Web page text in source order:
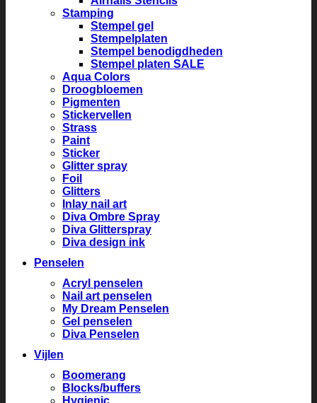
Stamping
Stempel gel
Stempelplaten
Stempel benodigdheden
Stempel platen SALE
Aqua Colors
Droogbloemen
Pigmenten
Stickervellen
Strass
Paint
Sticker
Glitter spray
Foil
Glitters
Inlay nail art
Diva Ombre Spray
Diva Glitterspray
Diva design ink
Penselen
Acryl penselen
Nail art penselen
My Dream Penselen
Gel penselen
Diva Penselen
Vijlen
Boomerang
Blocks/buffers
Hygienic